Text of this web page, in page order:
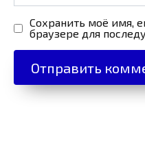
Сохранить моё имя,
браузере для